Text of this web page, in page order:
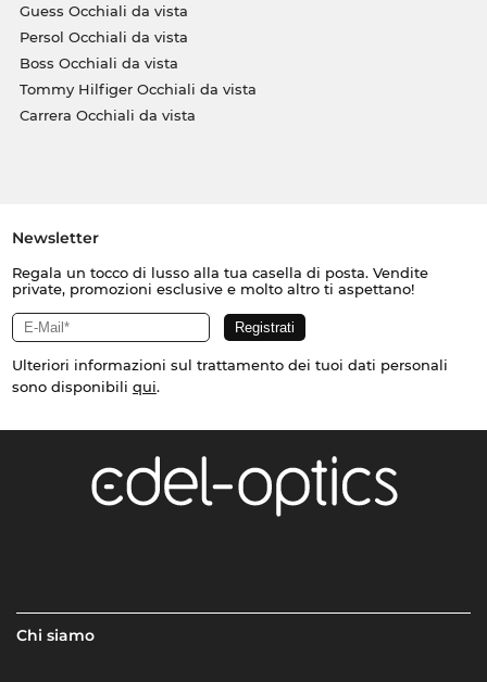
Guess Occhiali da vista
Persol Occhiali da vista
Boss Occhiali da vista
Tommy Hilfiger Occhiali da vista
Carrera Occhiali da vista
Newsletter
Regala un tocco di lusso alla tua casella di posta. Vendite
private, promozioni esclusive e molto altro ti aspettano!
Ulteriori informazioni sul trattamento dei tuoi dati personali
sono disponibili qui.
Chi siamo